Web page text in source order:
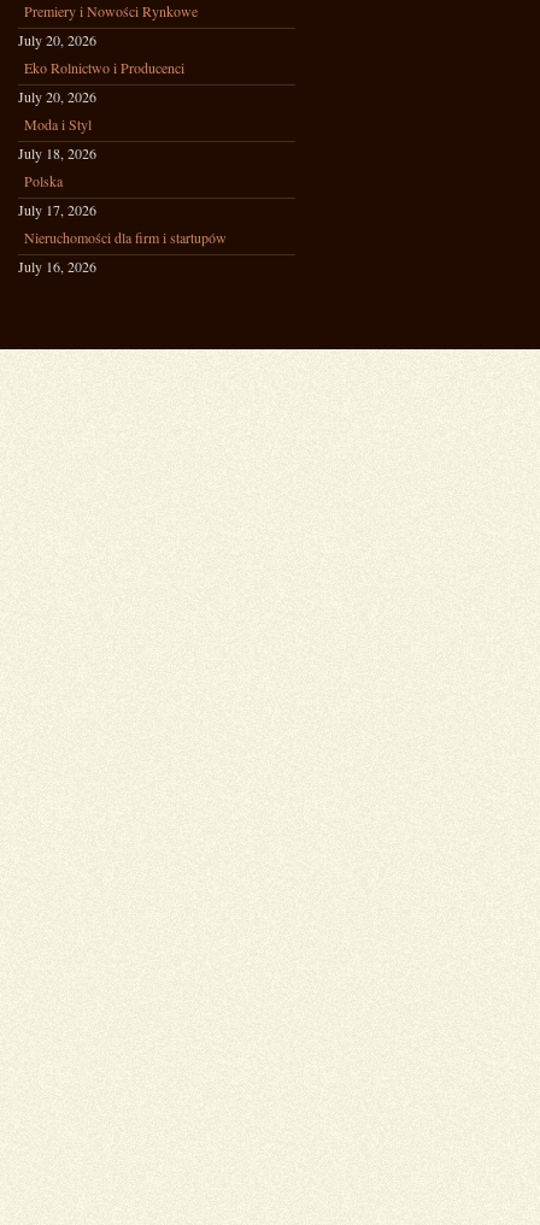
Premiery i Nowości Rynkowe
July 20, 2026
Eko Rolnictwo i Producenci
July 20, 2026
Moda i Styl
July 18, 2026
Polska
July 17, 2026
Nieruchomości dla firm i startupów
July 16, 2026